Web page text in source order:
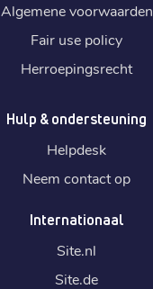
Algemene voorwaarden
Fair use policy
Herroepingsrecht
Hulp & ondersteuning
Helpdesk
Neem contact op
Internationaal
Site.nl
Site.de